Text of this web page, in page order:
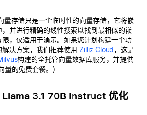
量存储只是一个临时性的向量存储，它将嵌
，并进行精确的线性搜索以找到最相似的嵌
限，仅适用于演示。如果您计划构建一个功
决方案，我们推荐使用 Zilliz Cloud，这是
构建的全托管向量数据库服务，并提供
量的免费套餐。)
3.1 70B Instruct 优化